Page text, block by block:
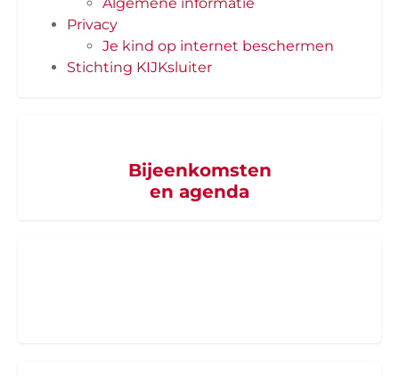
Privacy
Je kind op internet beschermen
Stichting KIJKsluiter
Bijeenkomsten
en agenda